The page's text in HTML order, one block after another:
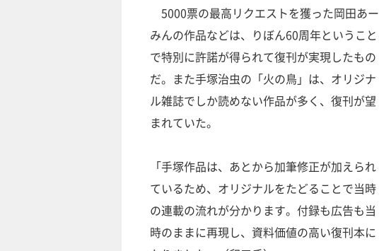
5000票の最高リクエストを獲った岡田あー
みんの作品などは、りぼん60周年ということ
で特別に許諾が得られて復刊が実現したもの
だ。また手塚治虫の「火の鳥」は、オリジナ
ル雑誌でしか読めない作品が多く、復刊が望
まれていた。
「手塚作品は、あとから加筆修正が加えられ
ているため、オリジナルをたどることで当時
の連載の流れが分かります。付録も広告も当
時のままに再現し、資料価値の高い復刊本に